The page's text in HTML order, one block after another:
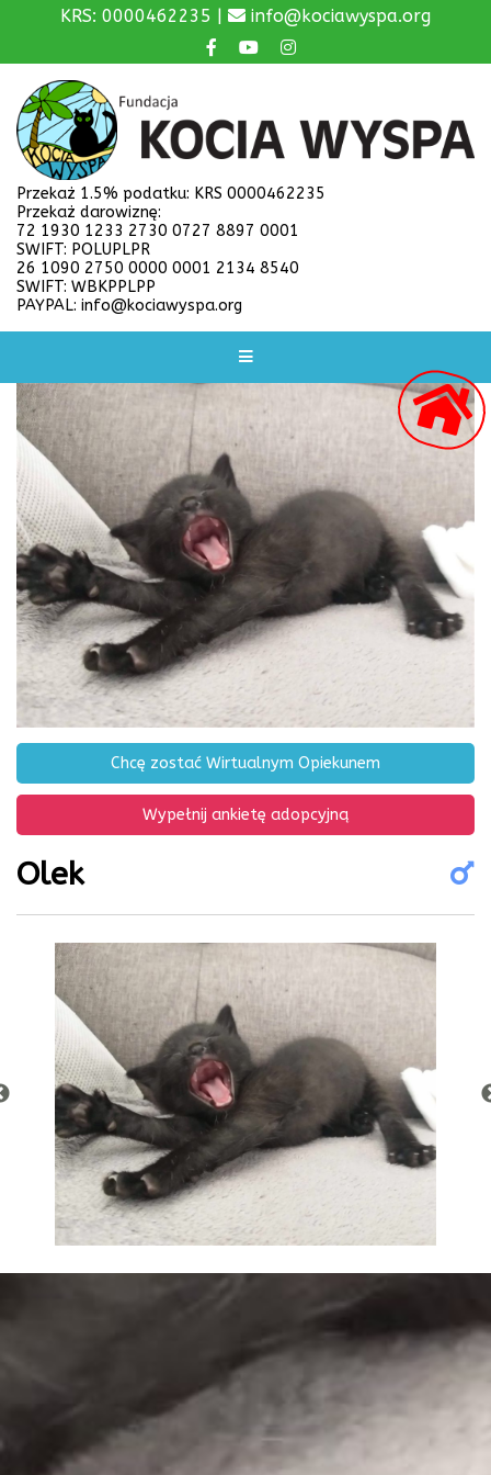
KRS: 0000462235 | info@kociawyspa.org
Przekaż 1.5% podatku: KRS 0000462235
Przekaż darowiznę:
72 1930 1233 2730 0727 8897 0001
SWIFT: POLUPLPR
26 1090 2750 0000 0001 2134 8540
SWIFT: WBKPPLPP
PAYPAL: info@kociawyspa.org
Chcę zostać Wirtualnym Opiekunem
Wypełnij ankietę adopcyjną
Olek